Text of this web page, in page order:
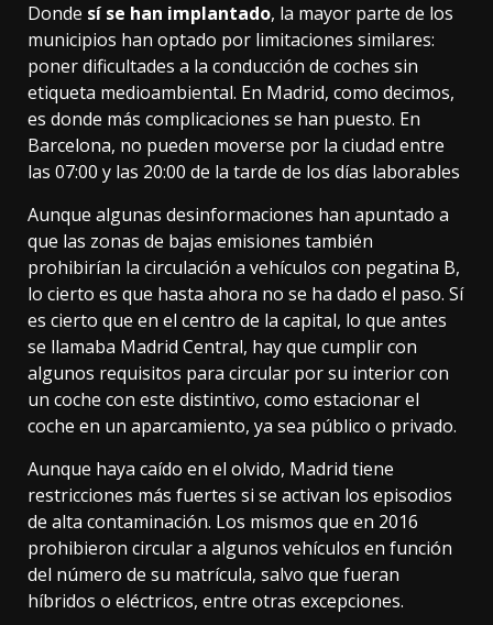
Donde sí se han implantado, la mayor parte de los
municipios han optado por limitaciones similares:
poner dificultades a la conducción de coches sin
etiqueta medioambiental. En Madrid, como decimos,
es donde más complicaciones se han puesto. En
Barcelona, no pueden moverse por la ciudad entre
las 07:00 y las 20:00 de la tarde de los días laborables
Aunque algunas desinformaciones han apuntado a
que las zonas de bajas emisiones también
prohibirían la circulación a vehículos con pegatina B,
lo cierto es que hasta ahora no se ha dado el paso. Sí
es cierto que en el centro de la capital, lo que antes
se llamaba Madrid Central, hay que cumplir con
algunos requisitos para circular por su interior con
un coche con este distintivo, como estacionar el
coche en un aparcamiento, ya sea público o privado.
Aunque haya caído en el olvido, Madrid tiene
restricciones más fuertes si se activan los episodios
de alta contaminación. Los mismos que en 2016
prohibieron circular a algunos vehículos en función
del número de su matrícula, salvo que fueran
híbridos o eléctricos, entre otras excepciones.